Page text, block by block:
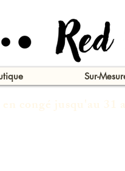
Sur-
congé jusqu'au 31